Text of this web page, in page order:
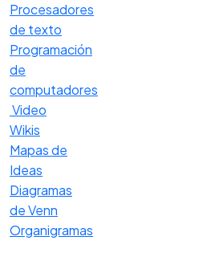
Procesadores
de texto
Programación
de
computadores
Video
Wikis
Mapas de
Ideas
Diagramas
de Venn
Organigramas